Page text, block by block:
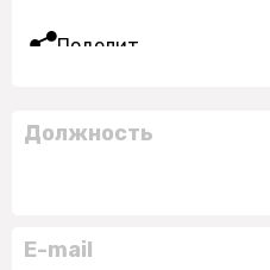
Поделиться
Должность
E-mail